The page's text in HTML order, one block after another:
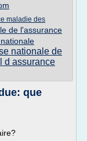
maladie des
de l'assurance
nationale de
d assurance
que